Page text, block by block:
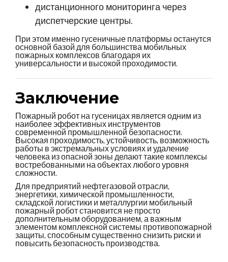
дистанционного мониторинга через
диспетчерские центры.
При этом именно гусеничные платформы останутся
основной базой для большинства мобильных
пожарных комплексов благодаря их
универсальности и высокой проходимости.
Заключение
Пожарный робот на гусеницах является одним из
наиболее эффективных инструментов
современной промышленной безопасности.
Высокая проходимость, устойчивость, возможность
работы в экстремальных условиях и удаление
человека из опасной зоны делают такие комплексы
востребованными на объектах любого уровня
сложности.
Для предприятий нефтегазовой отрасли,
энергетики, химической промышленности,
складской логистики и металлургии мобильный
пожарный робот становится не просто
дополнительным оборудованием, а важным
элементом комплексной системы противопожарной
защиты, способным существенно снизить риски и
повысить безопасность производства.